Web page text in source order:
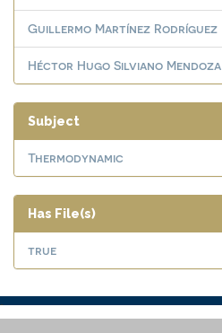
Guillermo Martínez Rodríguez
Héctor Hugo Silviano Mendoza
Subject
Thermodynamic
Has File(s)
true